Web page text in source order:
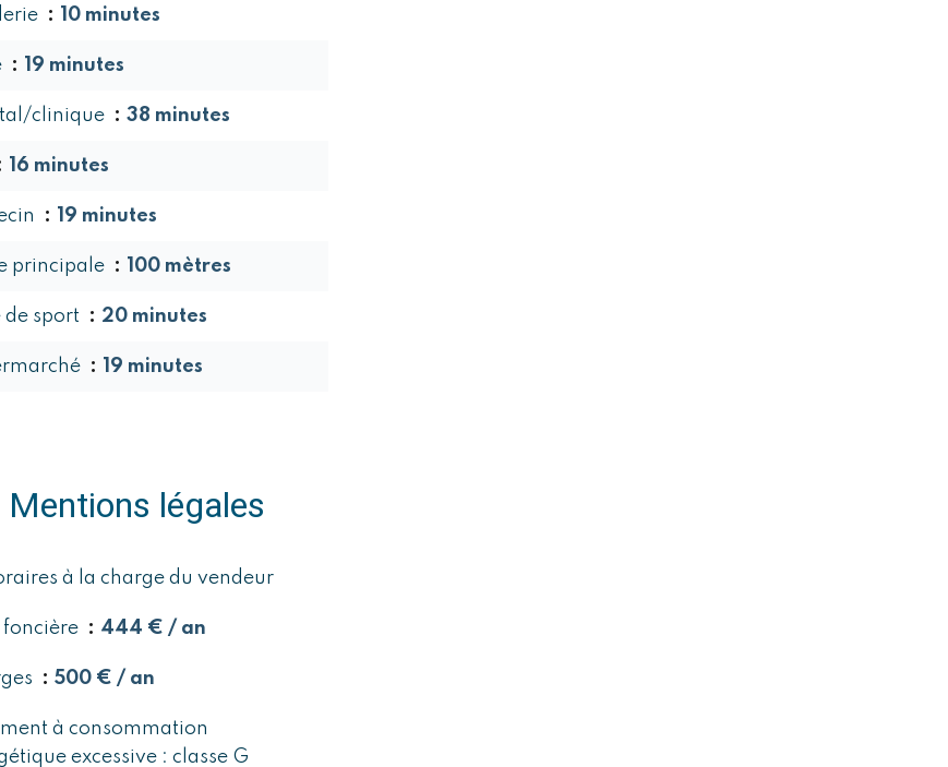
10 minutes
19 minutes
clinique 38 minutes
16 minutes
19 minutes
principale 100 mètres
de sport 20 minutes
19 minutes
Mentions légales
à la charge du vendeur
foncière 444 € / an
500 € / an
à consommation
excessive : classe G